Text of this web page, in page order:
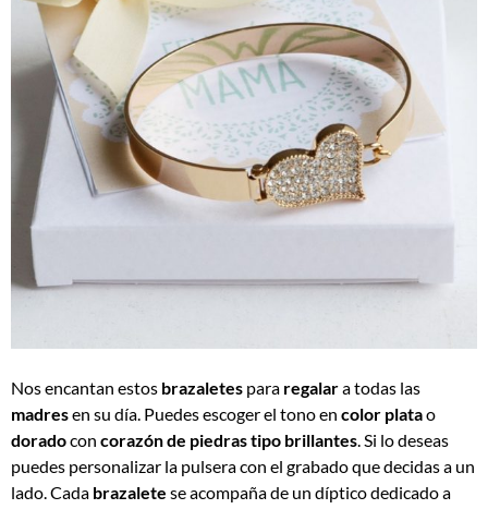
Nos encantan estos brazaletes para regalara todas las
madresen su día. Puedes escoger el tono en color platao
doradocon corazón de piedras tipo brillantes . Si lo deseas
puedes personalizar la pulsera con el grabado que decidas a un
lado. Cada brazalete se acompaña de un díptico dedicado a